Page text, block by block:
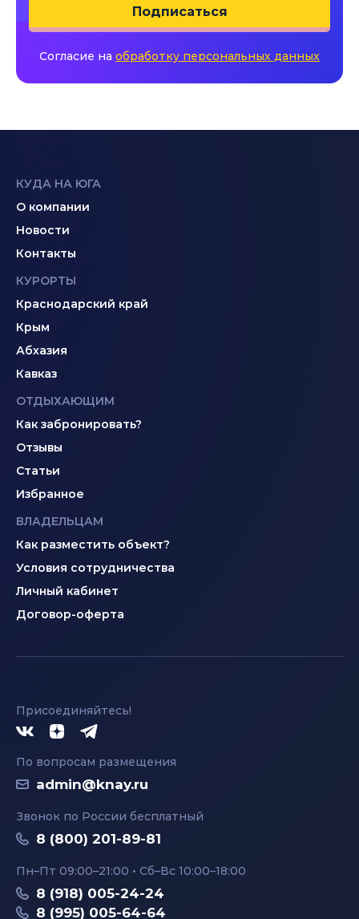
Подписаться
Согласие на обработку персональных данных
КУДА НА ЮГА
О компании
Новости
Контакты
КУРОРТЫ
Краснодарский край
Крым
Абхазия
Кавказ
ОТДЫХАЮЩИМ
Как забронировать?
Отзывы
Статьи
Избранное
ВЛАДЕЛЬЦАМ
Как разместить объект?
Условия сотрудничества
Личный кабинет
Договор-оферта
Присоединяйтесь!
По вопросам размещения
admin@knay.ru
Звонок по России бесплатный
8 (800) 201-89-81
Пн–Пт 09:00–21:00 • Сб–Вс 10:00–18:00
8 (918) 005-24-24
8 (995) 005-64-64